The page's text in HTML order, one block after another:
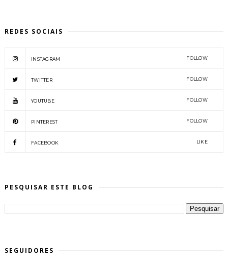
REDES SOCIAIS
INSTAGRAM FOLLOW
TWITTER FOLLOW
YOUTUBE FOLLOW
PINTEREST FOLLOW
FACEBOOK LIKE
PESQUISAR ESTE BLOG
SEGUIDORES